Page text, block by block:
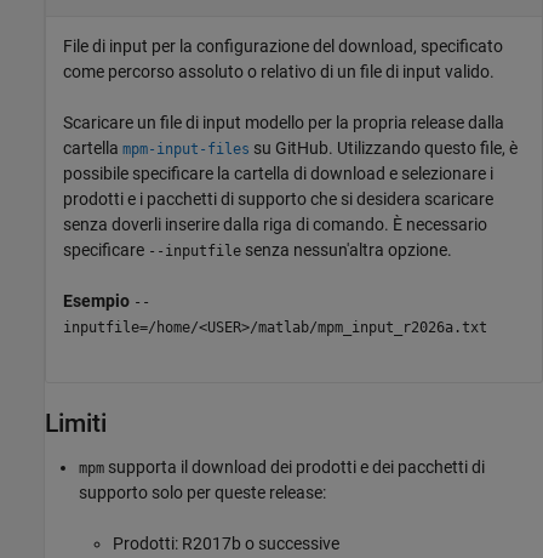
File di input per la configurazione del download, specificato
come percorso assoluto o relativo di un file di input valido.
Scaricare un file di input modello per la propria release dalla
cartella mpm-input-files su GitHub. Utilizzando questo file, è
possibile specificare la cartella di download e selezionare i
prodotti e i pacchetti di supporto che si desidera scaricare
senza doverli inserire dalla riga di comando. È necessario
specificare --inputfile senza nessun'altra opzione.
Esempio --
inputfile=/home/<USER>/matlab/mpm_input_r2026a.txt
Limiti
mpm supporta il download dei prodotti e dei pacchetti di
supporto solo per queste release:
Prodotti: R2017b o successive